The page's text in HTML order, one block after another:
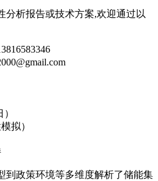
分析报告或技术方案,欢迎通过以
拟）
到政策环境等多维度解析了储能集